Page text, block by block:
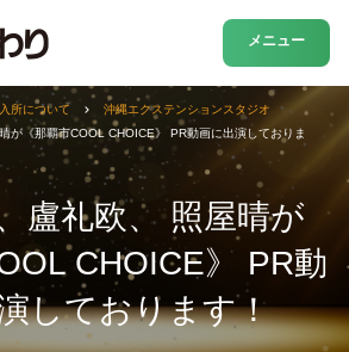
メニュー
盧礼欧、 照屋晴が
CHOICE》 PR動
しております！
所について
沖縄エクステンションスタジオ
が《那覇市COOL CHOICE》 PR動画に出演しておりま